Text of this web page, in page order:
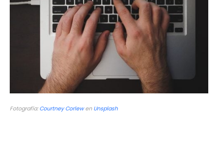
Fotografía:Courtney Corlewen Unsplash